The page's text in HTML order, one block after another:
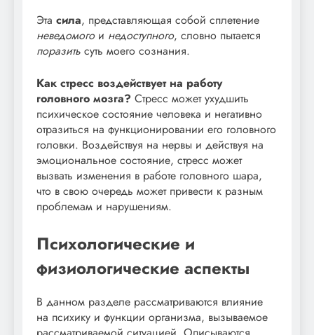
Эта сила, представляющая собой сплетение
неведомогои недоступного, словно пытается
поразить суть моего сознания.
Как стресс воздействует на работу
головного мозга? Стресс может ухудшить
психическое состояние человека и негативно
отразиться на функционировании его головного
головки. Воздействуя на нервы и действуя на
эмоциональное состояние, стресс может
вызвать изменения в работе головного шара,
что в свою очередь может привести к разным
проблемам и нарушениям.
Психологические и
физиологические аспекты
В данном разделе рассматриваются влияние
на психику и функции организма, вызываемое